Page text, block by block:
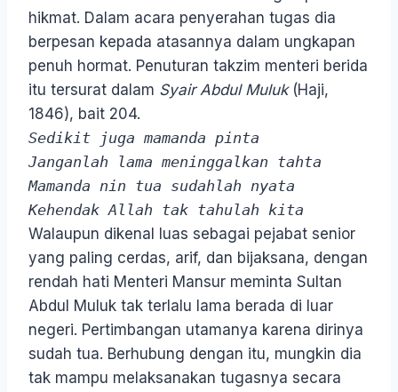
hikmat. Dalam acara penyerahan tugas dia
berpesan kepada atasannya dalam ungkapan
penuh hormat. Penuturan takzim menteri berida
itu tersurat dalam Syair Abdul Muluk(Haji,
1846), bait 204.
Sedikit juga mamanda pinta
Janganlah lama meninggalkan tahta
Mamanda nin tua sudahlah nyata
Kehendak Allah tak tahulah kita
Walaupun dikenal luas sebagai pejabat senior
yang paling cerdas, arif, dan bijaksana, dengan
rendah hati Menteri Mansur meminta Sultan
Abdul Muluk tak terlalu lama berada di luar
negeri. Pertimbangan utamanya karena dirinya
sudah tua. Berhubung dengan itu, mungkin dia
tak mampu melaksanakan tugasnya secara